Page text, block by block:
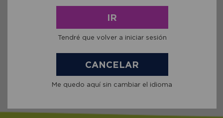
Ver todas as Marcas
IR
Tendré que volver a iniciar sesión
CANCELAR
Me quedo aquí sin cambiar el idioma